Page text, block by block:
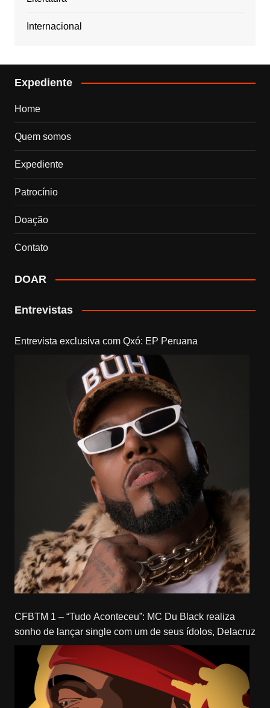
Internacional
Expediente
Home
Quem somos
Expediente
Patrocínio
Doação
Contato
DOAR
Entrevistas
Entrevista exclusiva com Qxó: EP Peruana
CFBTM 1 – “Tudo Aconteceu”: MC Du Black realiza
sonho de lançar single com um de seus ídolos, Delacruz